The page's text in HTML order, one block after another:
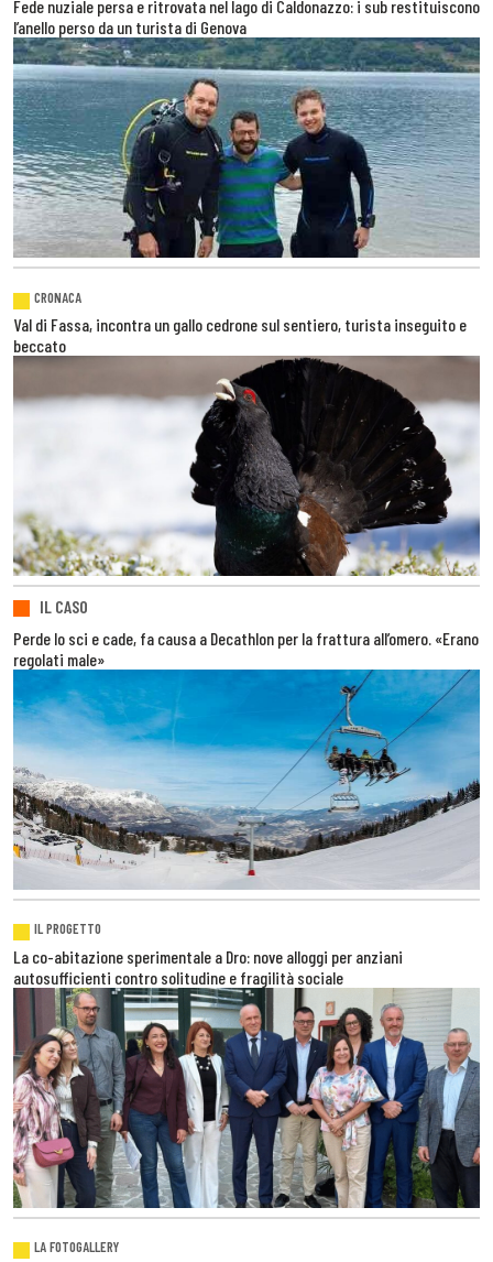
Fede nuziale persa e ritrovata nel lago di Caldonazzo: i sub restituiscono
l’anello perso da un turista di Genova
CRONACA
Val di Fassa, incontra un gallo cedrone sul sentiero, turista inseguito e
beccato
IL CASO
Perde lo sci e cade, fa causa a Decathlon per la frattura all’omero. «Erano
regolati male»
IL PROGETTO
La co-abitazione sperimentale a Dro: nove alloggi per anziani
autosufficienti contro solitudine e fragilità sociale
LA FOTOGALLERY